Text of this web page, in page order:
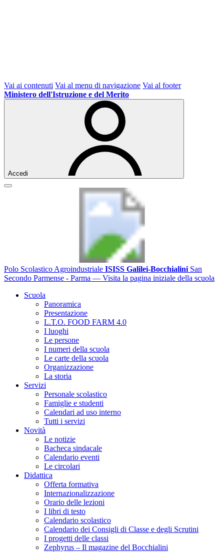
Vai ai contenuti Vai al menu di navigazione Vai al footer
Ministero dell'Istruzione e del Merito
Accedi
Polo Scolastico Agroindustriale ISISS Galilei-Bocchialini San
Secondo Parmense - Parma — Visita la pagina iniziale della scuola
Scuola
Panoramica
Presentazione
L.T.O. FOOD FARM 4.0
I luoghi
Le persone
I numeri della scuola
Le carte della scuola
Organizzazione
La storia
Servizi
Personale scolastico
Famiglie e studenti
Calendari ad uso interno
Tutti i servizi
Novità
Le notizie
Bacheca sindacale
Calendario eventi
Le circolari
Didattica
Offerta formativa
Internazionalizzazione
Orario delle lezioni
I libri di testo
Calendario scolastico
Calendario dei Consigli di Classe e degli Scrutini
I progetti delle classi
Zephyrus – Il magazine del Bocchialini